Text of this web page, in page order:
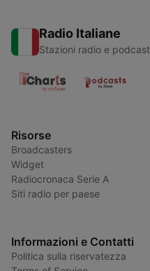
Radio Italiane
Stazioni radio e podcast
Risorse
Broadcasters
Widget
Radiocronaca Serie A
Siti radio per paese
Informazioni e Contatti
Politica sulla riservatezza